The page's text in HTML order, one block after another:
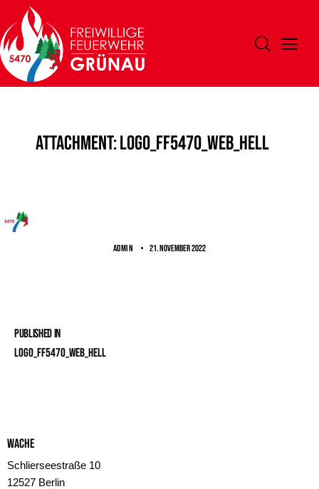
Attachment: Logo_FF5470_Web_hell
ADMIN 21. November 2022
Published in
Logo_FF5470_Web_hell
Wache
Schlierseestraße 10
12527 Berlin